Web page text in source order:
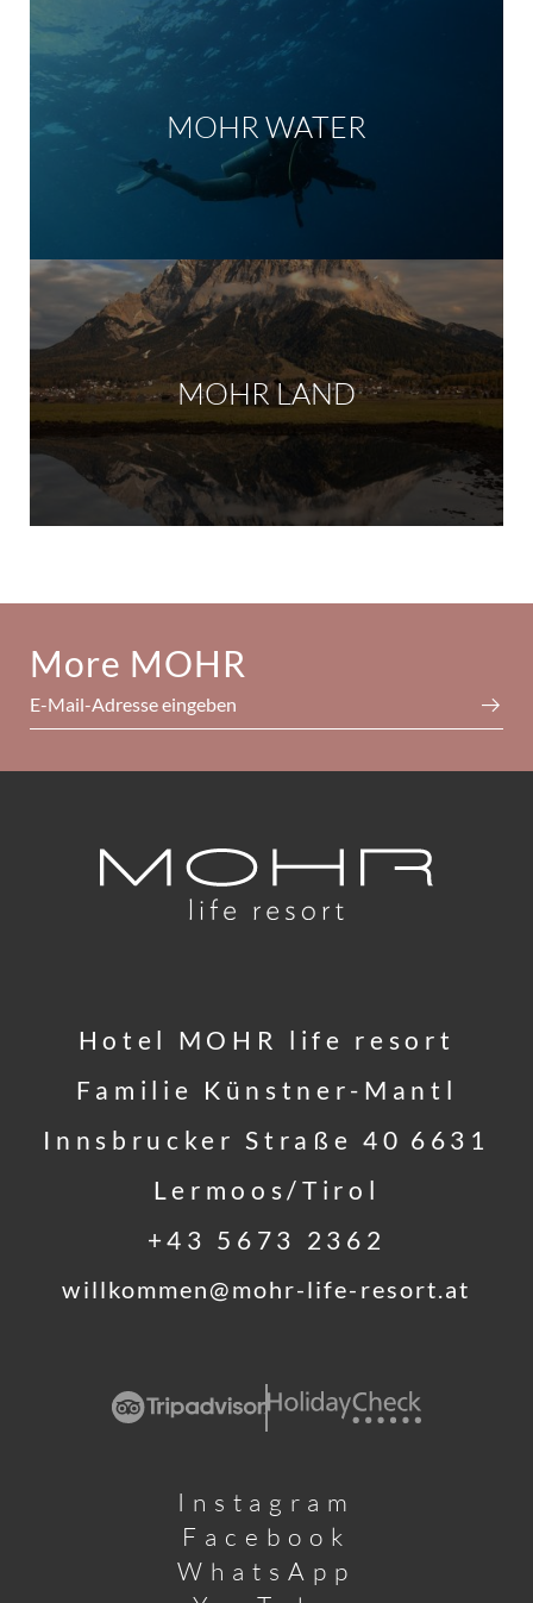
MOHR WATER
MOHR LAND
More MOHR
E-Mail-Adresse eingeben
Hotel MOHR life resort
Familie Künstner-Mantl
Innsbrucker Straße 40 6631
Lermoos/Tirol
+43 5673 2362
willkommen@mohr-life-resort.at
Instagram
Facebook
WhatsApp